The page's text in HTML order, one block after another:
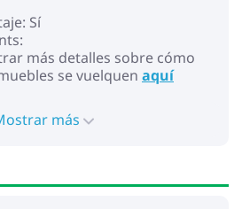
Sí
más detalles sobre cómo
se vuelquen aquí
más